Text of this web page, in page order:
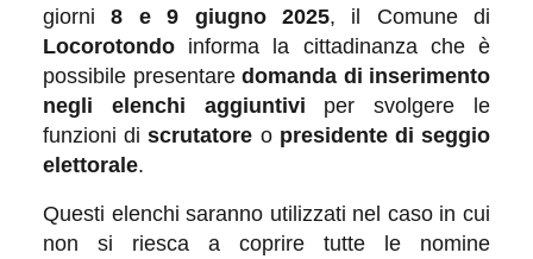
giorni8 e 9 giugno 2025, il Comune di
Locorotondo informa la cittadinanza che è
possibile presentare domanda di inserimento
negli elenchi aggiuntivi per svolgere le
funzioni discrutatore o presidente di seggio
elettorale.
Questi elenchi saranno utilizzati nel caso in cui
non si riesca a coprire tutte le nomine